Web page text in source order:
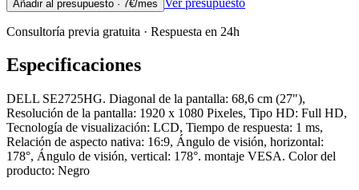
Añadir al presupuesto · 7€/mes
Consultoría previa gratuita · Respuesta en 24h
Especificaciones
DELL SE2725HG. Diagonal de la pantalla: 68,6 cm (27"),
Resolución de la pantalla: 1920 x 1080 Pixeles, Tipo HD: Full HD,
Tecnología de visualización: LCD, Tiempo de respuesta: 1 ms,
Relación de aspecto nativa: 16:9, Ángulo de visión, horizontal:
178°, Ángulo de visión, vertical: 178°. montaje VESA. Color del
producto: Negro